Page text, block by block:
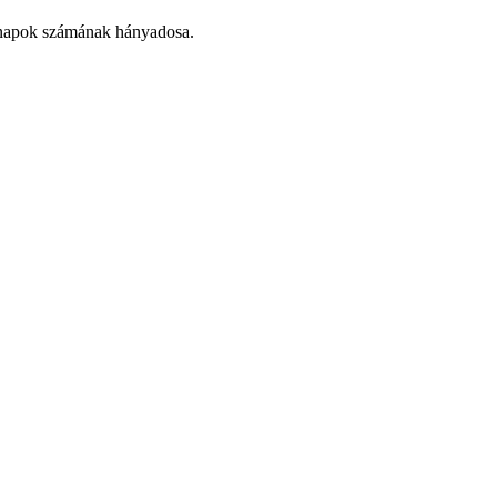
számának hányadosa.